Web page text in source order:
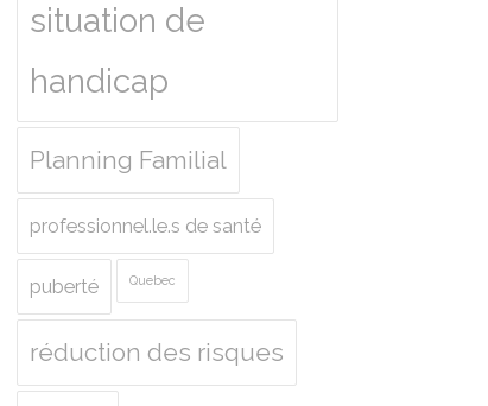
situation de
handicap
Planning Familial
professionnel.le.s de santé
puberté Quebec
réduction des risques